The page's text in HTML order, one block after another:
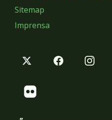
Sitemap
Imprensa